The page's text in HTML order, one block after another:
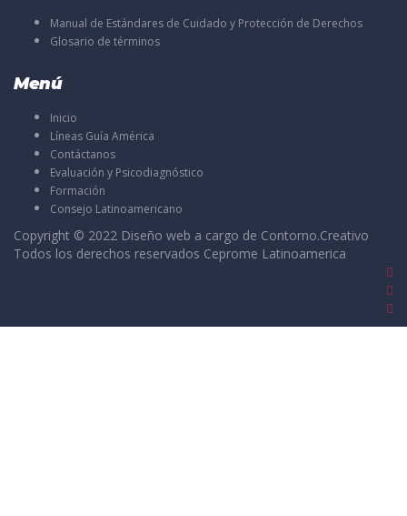
Manual de Estándares de Cuidado y Protección de Derechos
Glosario de términos
Menú
Inicio
Líneas Guía América
Contáctanos
Evaluación y Psicodiagnóstico
Formación
Consejo Latinoamericano
Copyright © 2022 Diseño web a cargo de Contorno.Creativo
Todos los derechos reservados Ceprome Latinoamerica